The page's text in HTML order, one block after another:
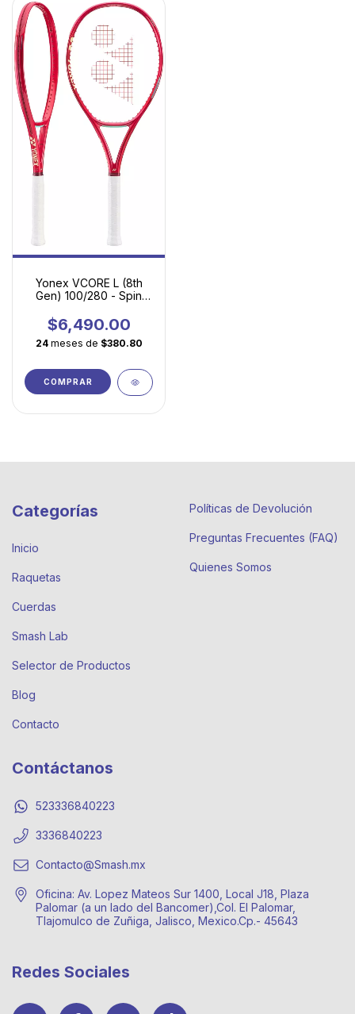
Yonex VCORE L (8th
Gen) 100/280 - Spin
accesible y máxima
maniobrabilidad
$6,490.00
24 meses de $380.80
COMPRAR
Categorías
Inicio
Raquetas
Cuerdas
Smash Lab
Selector de Productos
Blog
Contacto
Políticas de Devolución
Preguntas Frecuentes (FAQ)
Quienes Somos
Contáctanos
523336840223
3336840223
Contacto@Smash.mx
Oficina: Av. Lopez Mateos Sur 1400, Local J18, Plaza
Palomar (a un lado del Bancomer),Col. El Palomar,
Tlajomulco de Zuñiga, Jalisco, Mexico.Cp.- 45643
Redes Sociales